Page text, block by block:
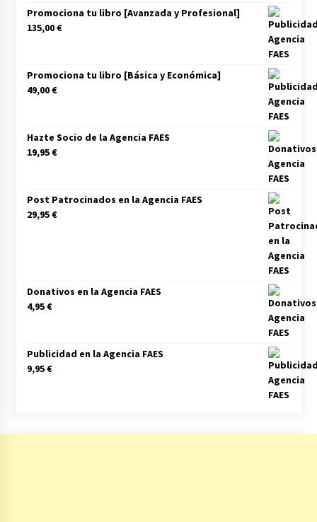
Promociona tu libro [Avanzada y Profesional]
135,00€
Promociona tu libro [Básica y Económica]
49,00€
Hazte Socio de la Agencia FAES
19,95€
Post Patrocinados en la Agencia FAES
29,95€
Donativos en la Agencia FAES
4,95€
Publicidad en la Agencia FAES
9,95€